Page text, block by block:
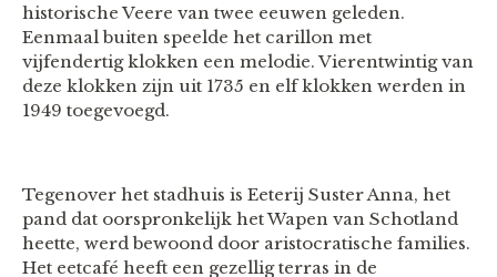
historische Veere van twee eeuwen geleden.
Eenmaal buiten speelde het carillon met
vijfendertig klokken een melodie. Vierentwintig van
deze klokken zijn uit 1735 en elf klokken werden in
1949 toegevoegd.
Tegenover het stadhuis is Eeterij Suster Anna, het
pand dat oorspronkelijk het Wapen van Schotland
heette, werd bewoond door aristocratische families.
Het eetcafé heeft een gezellig terras in de